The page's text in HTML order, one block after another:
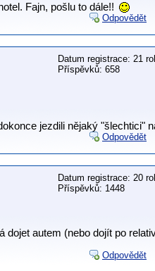
Fajn, pošlu to dále!!
Odpovědět
Datum registrace: 21
Příspěvků: 658
jezdili nějaký "šlechtici"
Odpovědět
Datum registrace: 20
Příspěvků: 1448
dojet autem (nebo dojít po
Odpovědět